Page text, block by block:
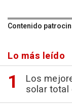
Contenido
Lo más leído
Los
solar total